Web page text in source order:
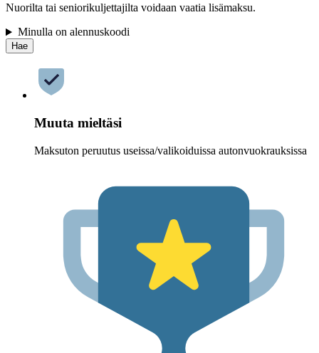
Nuorilta tai seniorikuljettajilta voidaan vaatia lisämaksu.
Minulla on alennuskoodi
Hae
Muuta mieltäsi
Maksuton peruutus useissa/valikoiduissa autonvuokrauksissa